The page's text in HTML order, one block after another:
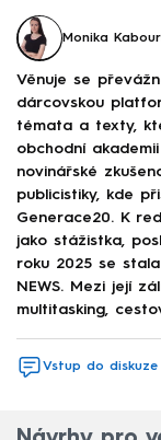
Monika
Věnuje se
dárcovskou
témata a texty,
obchodní
novinářské
publicistiky, kde
Generace20. K
jako stážistka,
roku 2025 se
NEWS. Mezi její
multitasking,
Vstup do diskuze